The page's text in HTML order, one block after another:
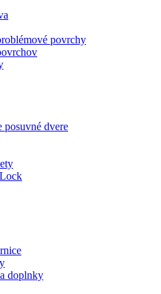
povrchy
posuvné dvere
doplnky